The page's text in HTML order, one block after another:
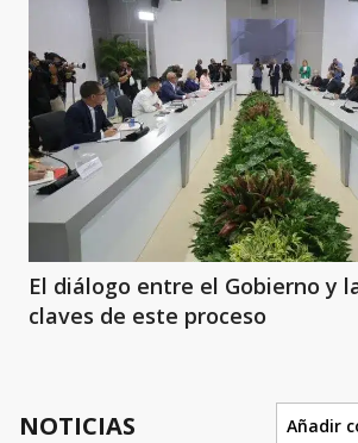
El diálogo entre el Gobierno y
claves de este proceso
NOTICIAS Añadir